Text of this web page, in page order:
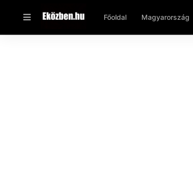
Főoldal Magyarország